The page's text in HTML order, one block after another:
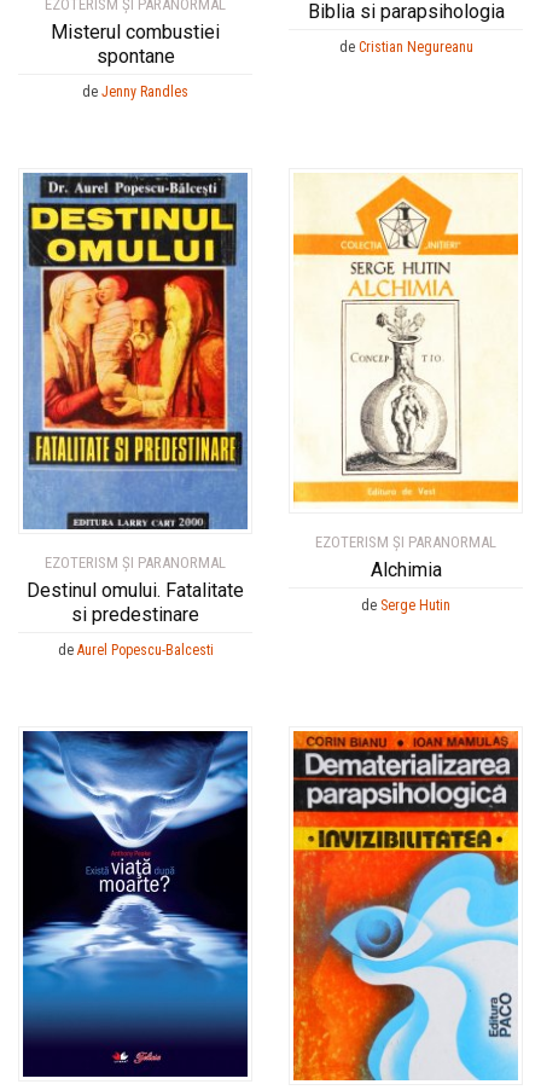
EZOTERISM ȘI PARANORMAL
Misterul combustiei
spontane
de Jenny Randles
Biblia si parapsihologia
de Cristian Negureanu
EZOTERISM ȘI PARANORMAL
Destinul omului. Fatalitate
si predestinare
de Aurel Popescu-Balcesti
EZOTERISM ȘI PARANORMAL
Alchimia
de Serge Hutin